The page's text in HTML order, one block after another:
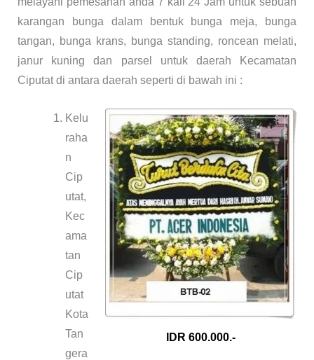
karangan bunga dalam bentuk bunga meja, bunga
tangan, bunga krans, bunga standing, roncean melati,
janur kuning dan parsel untuk daerah Kecamatan
Ciputat di antara daerah seperti di bawah ini :
IDR 600.000.-
Kelu
raha
n
Cip
utat,
Kec
ama
tan
Cip
utat
Kota
Tan
gera